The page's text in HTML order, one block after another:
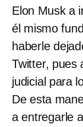
Elon Musk a
él mismo
haberle
Twitter, pues
judicial para
De esta
a entregarle a